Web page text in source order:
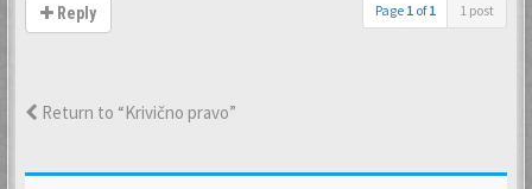
Reply Page 1 of1 1 post
Return to “Krivično pravo”